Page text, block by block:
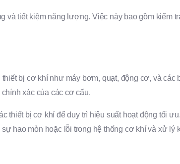
tiết kiệm năng lượng. Việc này bao gồm kiểm
bị cơ khí như máy bơm, quạt, động cơ, và các
xác của các cơ cấu.
bị cơ khí để duy trì hiệu suất hoạt động tối
hao mòn hoặc lỗi trong hệ thống cơ khí và xử